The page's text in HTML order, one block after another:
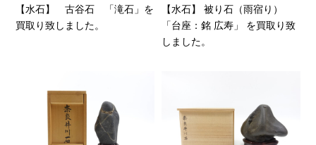
【水石】 古谷石 「滝石」を
買取り致しました。
【水石】 被り石（雨宿り）
「台座：銘 広寿」 を買取り致
しました。